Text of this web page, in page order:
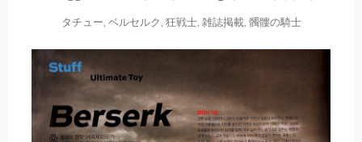
タチュー ベルセルク 狂戦士, 雑誌掲載, 髑髏の騎士